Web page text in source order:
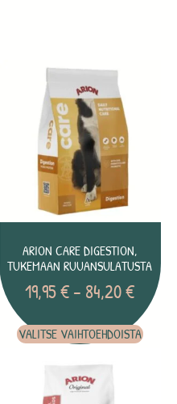
ARION CARE DIGESTION,
TUKEMAAN RUUANSULATUSTA
19,95€– 84,20€
VALITSE VAIHTOEHDOISTA